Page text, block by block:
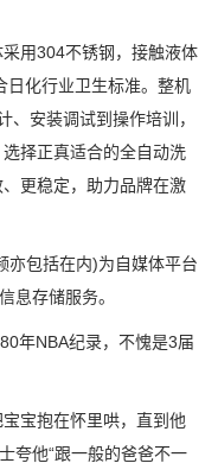
用304不锈钢，接触液体
日化行业卫生标准。整机
、安装调试到操作培训，
择正真适合的全自动洗
更稳定，助力品牌在激
包括在内)为自媒体平台
息存储服务。
年NBA纪录，不愧是3届
宝抱在怀里哄，直到他
夸他“跟一般的爸爸不一